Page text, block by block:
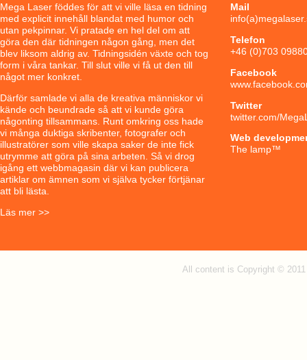
Mega Laser föddes för att vi ville läsa en tidning
med explicit innehåll blandat med humor och
utan pekpinnar. Vi pratade en hel del om att
göra den där tidningen någon gång, men det
blev liksom aldrig av. Tidningsidén växte och tog
form i våra tankar. Till slut ville vi få ut den till
något mer konkret.
Därför samlade vi alla de kreativa människor vi
kände och beundrade så att vi kunde göra
någonting tillsammans. Runt omkring oss hade
vi många duktiga skribenter, fotografer och
illustratörer som ville skapa saker de inte fick
utrymme att göra på sina arbeten. Så vi drog
igång ett webbmagasin där vi kan publicera
artiklar om ämnen som vi själva tycker förtjänar
att bli lästa.
Läs mer >>
Mail
Telefon
+46 (0)703
Facebook
Twitter
twitter.com/
Web
The lamp™
All content is Copyright ©